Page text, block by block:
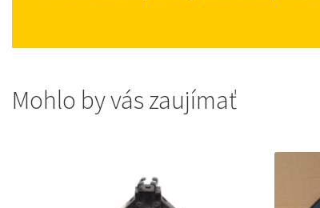
Mohlo by vás zaujímať